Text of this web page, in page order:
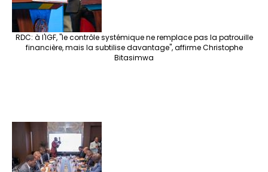
RDC: à l'IGF, "le contrôle systémique ne remplace pas la patrouille
financière, mais la subtilise davantage", affirme Christophe
Bitasimwa